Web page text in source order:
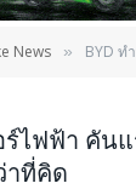
News » BYD ทำบิ๊กสกู๊ต
ร์ไฟฟ้า คัน
าที่คิด